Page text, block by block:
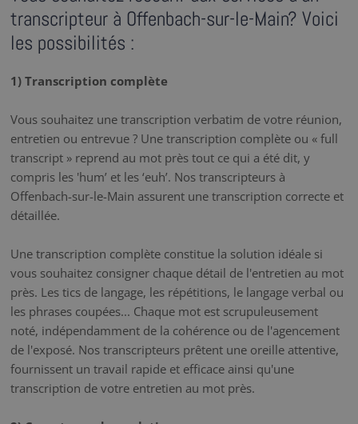
transcripteur à Offenbach-sur-le-Main? Voici
les possibilités :
1) Transcription complète
Vous souhaitez une transcription verbatim de votre réunion,
entretien ou entrevue ? Une transcription complète ou « full
transcript » reprend au mot près tout ce qui a été dit, y
compris les 'hum’ et les ‘euh’. Nos transcripteurs à
Offenbach-sur-le-Main assurent une transcription correcte et
détaillée.
Une transcription complète constitue la solution idéale si
vous souhaitez consigner chaque détail de l'entretien au mot
près. Les tics de langage, les répétitions, le langage verbal ou
les phrases coupées... Chaque mot est scrupuleusement
noté, indépendamment de la cohérence ou de l'agencement
de l'exposé. Nos transcripteurs prêtent une oreille attentive,
fournissent un travail rapide et efficace ainsi qu'une
transcription de votre entretien au mot près.